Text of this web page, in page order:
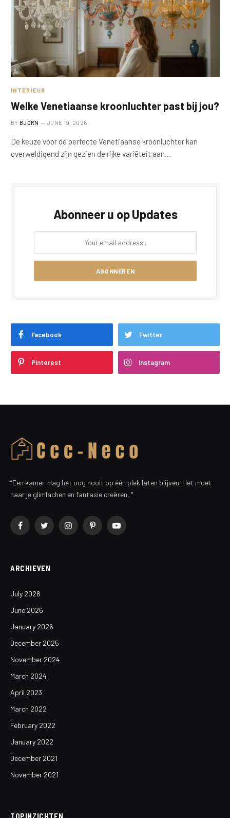
INTERIEUR
Welke Venetiaanse kroonluchter past bij jou?
BY BJORN JUNE 19, 2026
De keuze voor de perfecte Venetiaanse kroonluchter kan
overweldigend zijn gezien de rijke variëteit aan…
Abonneer u op Updates
Facebook Twitter
Pinterest Instagram
“Een kamer mag het oog nooit op één plek laten blijven. Het moet
naar je glimlachen en fantasie creëren, "
FacebookTwitterInstagramPinterestYouTube
ARCHIEVEN
July 2026
June 2026
January 2026
December 2025
November 2024
March 2024
April 2023
March 2022
February 2022
January 2022
December 2021
November 2021
TOPINZICHTEN